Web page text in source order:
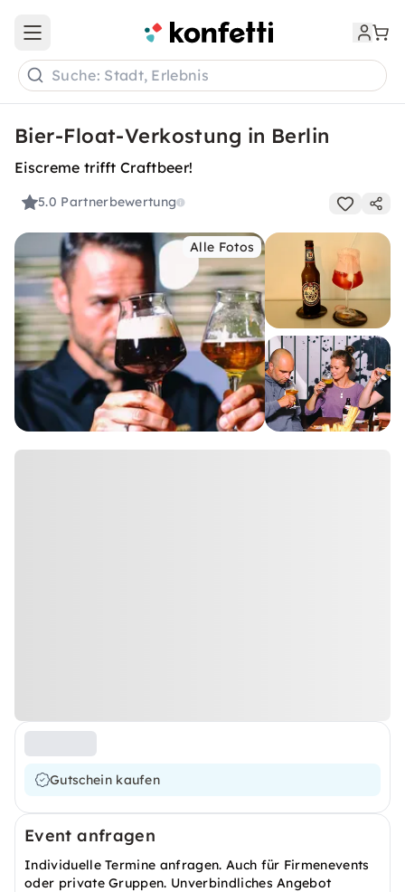
Open main menu
Suche: Stadt, Erlebnis
Bier-Float-Verkostung in Berlin
Eiscreme trifft Craftbeer!
5.0 Partnerbewertung
Alle Fotos
Gutschein kaufen
Event anfragen
Individuelle Termine anfragen. Auch für Firmenevents
oder private Gruppen. Unverbindliches Angebot